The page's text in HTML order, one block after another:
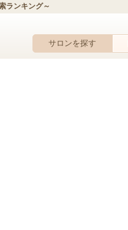
ランキング～
サロンを探す